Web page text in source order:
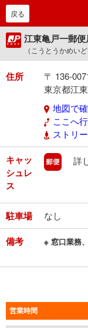
戻る
江東亀戸一郵便
（こうとうかめい
住所
〒 136-
東京都江
地図で
ここへ行
ストリ
キャッ
シュレ
ス
郵便
詳
駐車場 なし
備考 ※ 窓口業務
営業時間